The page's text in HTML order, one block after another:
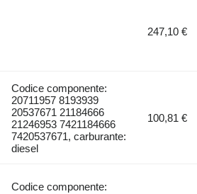
247,10 €
Codice componente:
20711957 8193939
20537671 21184666
21246953 7421184666
7420537671, carburante:
diesel
100,81 €
Codice componente: